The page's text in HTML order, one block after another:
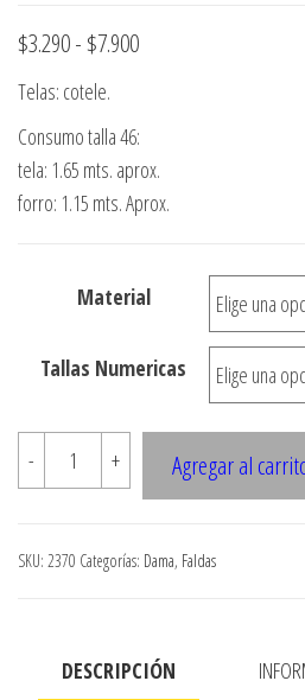
$3.290- $7.900Rango
desde
$3.290
Telas: cotele.
Consumo talla 46:
tela: 1.65 mts. aprox.
forro: 1.15 mts. Aprox.
Material
Tallas Numericas
-
2370
Falda
Cortes
Faldones
+ Agregar al
SKU: 2370 Categorías: Dama, Faldas
DESCRIPCIÓN